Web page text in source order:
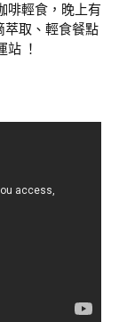
啡輕食，晚上有
萃取、輕食餐點
！